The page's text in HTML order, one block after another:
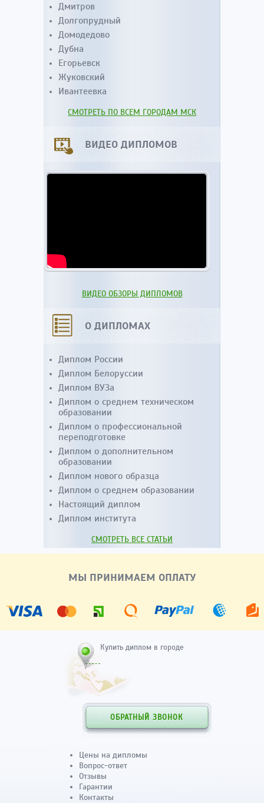
Дмитров
Долгопрудный
Домодедово
Дубна
Егорьевск
Жуковский
Ивантеевка
СМОТРЕТЬ ПО ВСЕМ ГОРОДАМ МСК
ВИДЕО ДИПЛОМОВ
ВИДЕО ОБЗОРЫ ДИПЛОМОВ
О ДИПЛОМАХ
Диплом России
Диплом Белоруссии
Диплом ВУЗа
Диплом о среднем техническом
образовании
Диплом о профессиональной
переподготовке
Диплом о дополнительном
образовании
Диплом нового образца
Диплом о среднем образовании
Настоящий диплом
Диплом института
СМОТРЕТЬ ВСЕ СТАТЬИ
МЫ ПРИНИМАЕМ ОПЛАТУ
Купить диплом в городе
ОБРАТНЫЙ ЗВОНОК
Цены на дипломы
Вопрос-ответ
Отзывы
Гарантии
Контакты